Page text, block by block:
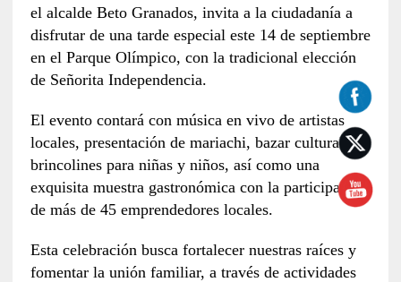
el alcalde Beto Granados, invita a la ciudadanía a
disfrutar de una tarde especial este 14 de septiembre
en el Parque Olímpico, con la tradicional elección
de Señorita Independencia.
El evento contará con música en vivo de artistas
locales, presentación de mariachi, bazar cultural,
brincolines para niñas y niños, así como una
exquisita muestra gastronómica con la participación
de más de 45 emprendedores locales.
Esta celebración busca fortalecer nuestras raíces y
fomentar la unión familiar, a través de actividades